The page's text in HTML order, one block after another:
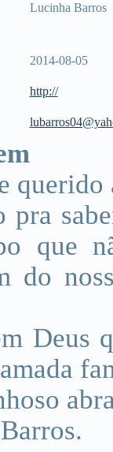
Lucinha Barros
2014-08-05
http://
querido
pra
que
do
Deus